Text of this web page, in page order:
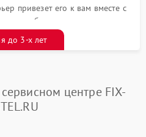
привезет его к вам вместе с
бесплатно
до 3-х лет
центре FIX-